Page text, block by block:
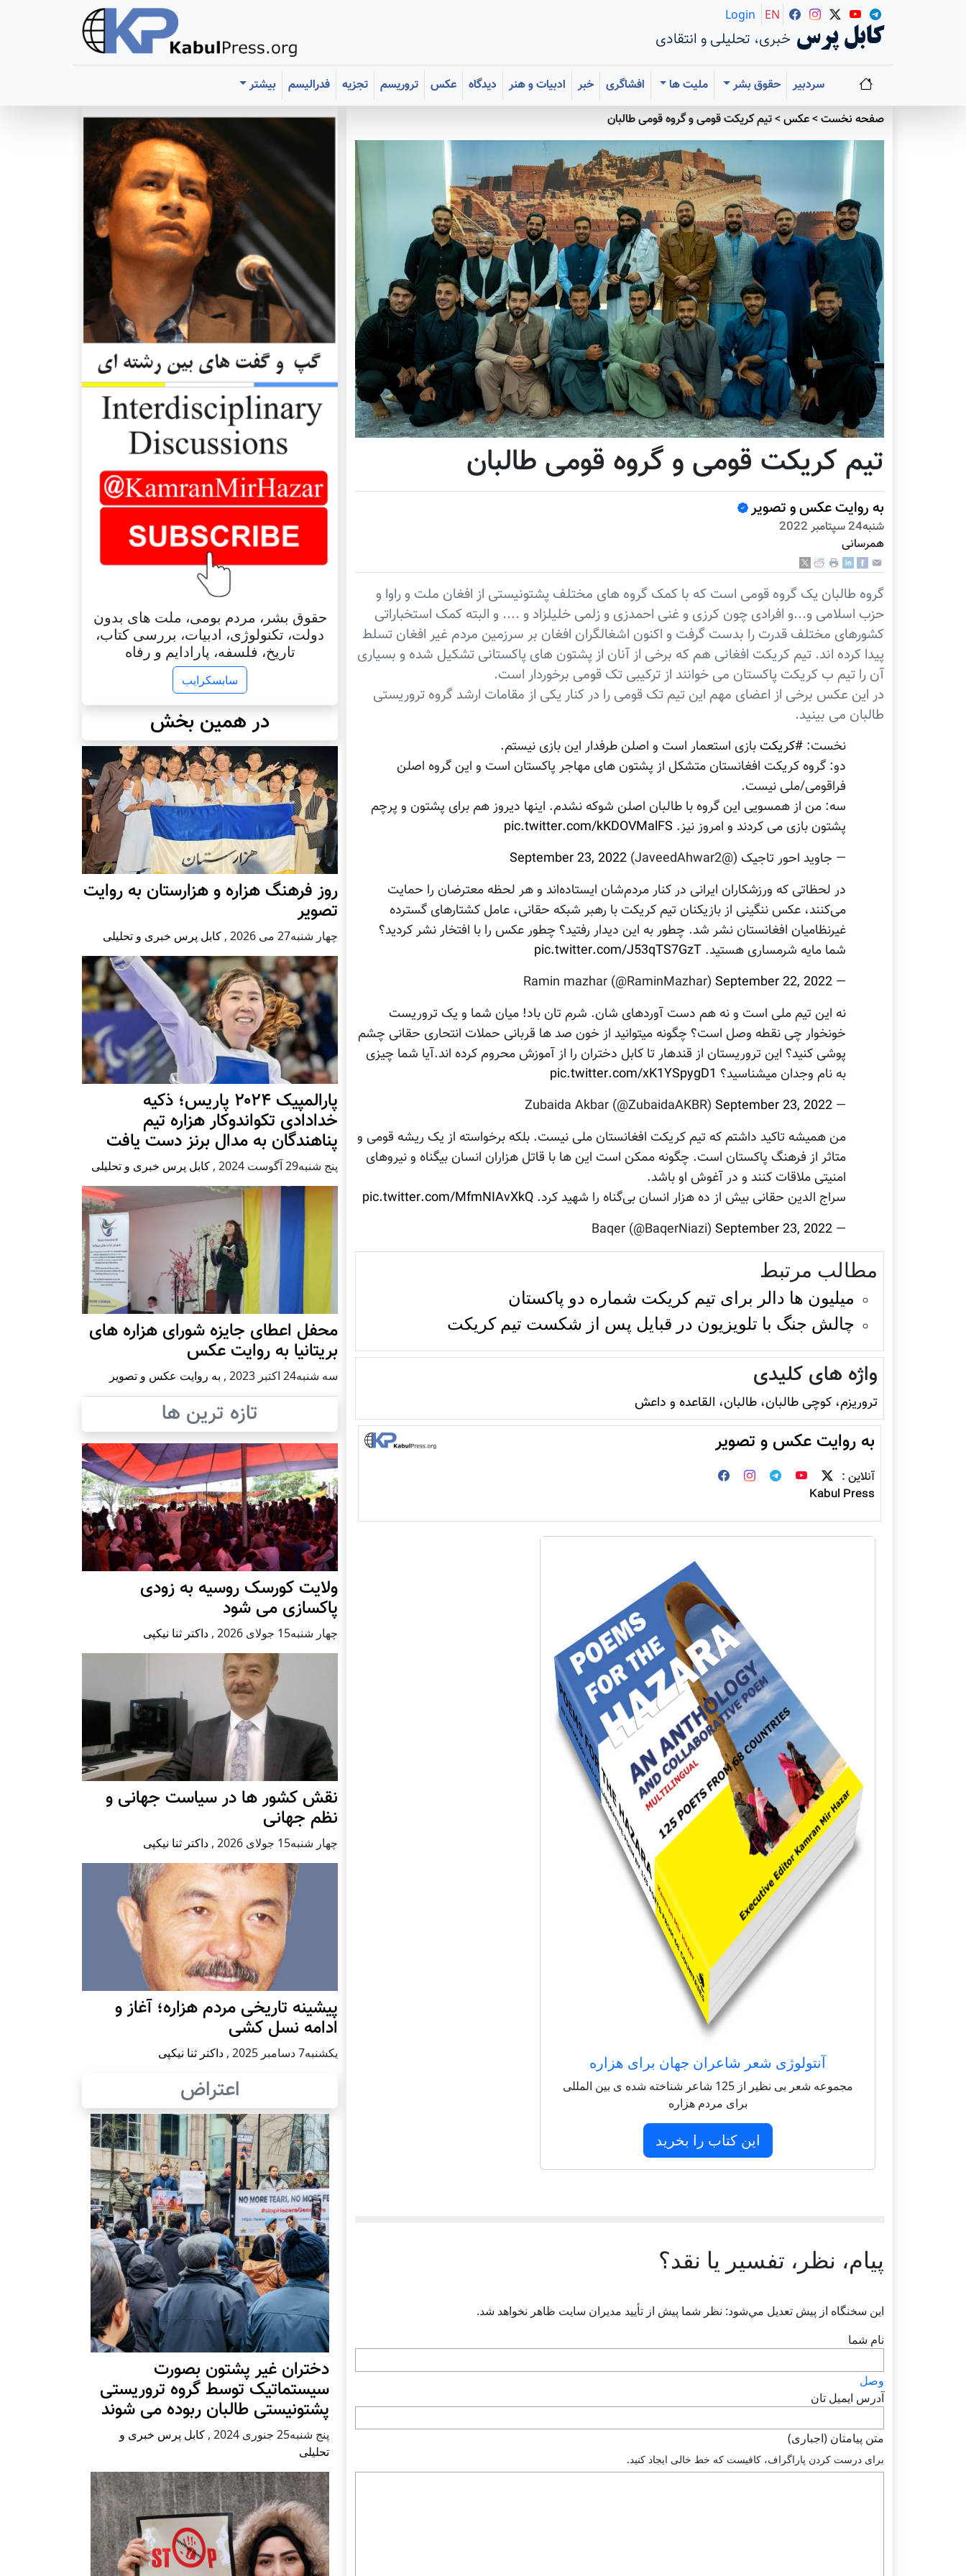
کابل پرس خبری، تحلیلی و انتقادی
Login EN
سردبیر حقوق بشر ملیت ها افشاگری خبر ادبیات و هنر دیدگاه عکس تروریسم تجزیه فدرالیسم
بیشتر
صفحه نخست>عکس>تیم کریکت قومی و گروه قومی طالبان
تیم کریکت قومی و گروه قومی طالبان
به روایت عکس و تصویر
شنبه24 سپتامبر 2022
همرسانی
گروه طالبان یک گروه قومی است که با کمک گروه های مختلف پشتونیستی از افغان ملت و راوا و
حزب اسلامی و...و افرادی چون کرزی و غنی احمدزی و زلمی خلیلزاد و .... و البته کمک استخباراتی
کشورهای مختلف قدرت را بدست گرفت و اکنون اشغالگران افغان بر سرزمین مردم غیر افغان تسلط
پیدا کرده اند. تیم کریکت افغانی هم که برخی از آنان از پشتون های پاکستانی تشکیل شده و بسیاری
آن را تیم ب کریکت پاکستان می خوانند از ترکیبی تک قومی برخوردار است.
در این عکس برخی از اعضای مهم این تیم تک قومی را در کنار یکی از مقامات ارشد گروه تروریستی
طالبان می بینید.
نخست: #کریکتبازی استعمار است و اصلن طرفدار این بازی نیستم.
دو: گروه کریکت افغانستان متشکل از پشتون های مهاجر پاکستان است و این گروه اصلن
فراقومی/ملی نیست.
سه: من از همسویی این گروه با طالبان اصلن شوکه نشدم. اینها دیروز هم برای پشتون و پرچم
پشتون بازی می کردند و امروز نیز. pic.twitter.com/kKDOVMalFS
— جاوید احور تاجیک (@JaveedAhwar2)
September 23, 2022
در لحظاتی که ورزشکاران ایرانی در کنار مردم‌شان ایستاده‌اند و هر لحظه معترضان را حمایت
می‌کنند، عکس ننگینی از بازیکنان تیم کریکت با رهبر شبکه حقانی، عامل کشتارهای گسترده
غیرنظامیان افغانستان نشر شد. چطور به این دیدار رفتید؟ چطور عکس را با افتخار نشر کردید؟
شما مایه شرمساری هستید. pic.twitter.com/J53qTS7GzT
— Ramin mazhar (@RaminMazhar)
September 22, 2022
نه این تیم‌ ملی است و نه هم دست آوردهای شان. شرم تان باد! میان شما و یک‌ تروریست
خونخوار چی نقطه وصل است؟ چگونه میتوانید از خون صد ها قربانی حملات انتحاری حقانی چشم
پوشی کنید؟ این تروریستان از قندهار تا کابل دختران را از آموزش محروم کرده اند‌‌.آیا شما چیزی
به نام وجدان میشناسید؟ pic.twitter.com/xK1YSpygD1
— Zubaida Akbar (@ZubaidaAKBR)
September 23, 2022
من همیشه تاکید داشتم که تیم کریکت افغانستان ملی نیست. بلکه برخواسته از یک ريشه قومی و
متاثر از فرهنگ پاکستان است. چگونه ممکن است این ها با قاتل هزاران انسان بیگناه و نیروهای
امنیتی ملاقات کنند و در آغوش او باشد.
سراج الدین حقانی بیش از ده هزار انسان‌ بی‌گناه را شهید کرد. pic.twitter.com/MfmNIAvXkQ
— Baqer (@BaqerNiazi)
September 23, 2022
مطالب مرتبط
میلیون ها دالر برای تیم کریکت شماره دو پاکستان
چالش جنگ با تلویزیون در قبایل پس از شکست تیم کریکت
واژه های کلیدی
تروريزم، کوچی طالبان، طالبان، القاعده و داعش
به روایت عکس و تصویر
آنلاین :
Kabul Press
آنتولوژی شعر شاعران جهان برای هزاره
مجموعه شعر بی نظیر از 125 شاعر شناخته شده ی بین المللی
برای مردم هزاره
این کتاب را بخرید
پیام، نظر، تفسیر یا نقد؟
اين سخنگاه از پيش تعديل مي‌شود: نظر شما پيش از تأييد مديران سايت ظاهر نخواهد شد.
نام شما
وصل
آدرس ايميل تان
متن پيامتان (اجباری)
براى درست كردن پاراگراف، كافيست كه خط خالى ايجاد كنيد.
حقوق بشر، مردم بومی، ملت های بدون
دولت، تکنولوژی، ادبیات، بررسی کتاب،
تاریخ، فلسفه، پارادایم و رفاه
سابسکرایب
در همین بخش
روز فرهنگ هزاره و هزارستان به روایت
تصویر
چهار شنبه27 می 2026 , کابل پرس خبری و تحلیلی
پارالمپیک ۲۰۲۴ پاریس؛ ذکیه
خدادادی تکواندوکار هزاره تیم
پناهندگان به مدال برنز دست یافت
پنج شنبه29 آگوست 2024 , کابل پرس خبری و تحلیلی
محفل اعطای جایزه شورای هزاره های
بریتانیا به روایت عکس
سه شنبه24 اكتبر 2023 , به روایت عکس و تصویر
تازه ترین ها
ولایت کورسک روسیه به زودی
پاکسازی می شود
چهار شنبه15 جولای 2026 , داکتر ثنا نیکپی
نقش کشور ها در سیاست جهانی و
نظم جهانی
چهار شنبه15 جولای 2026 , داکتر ثنا نیکپی
پيشينه تاريخی مردم هزاره؛ آغاز و
ادامه نسل کشی
يكشنبه7 دسامبر 2025 , داکتر ثنا نیکپی
اعتراض
دختران غیر پشتون بصورت
سیستماتیک توسط گروه تروریستی
پشتونیستی طالبان ربوده می شوند
پنج شنبه25 جنوری 2024 , کابل پرس خبری و
تحلیلی